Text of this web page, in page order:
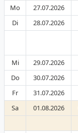
Mo 27.07.2026
Di
28.07.2026
Mi
29.07.2026
Do
30.07.2026
Fr
31.07.2026
Sa
01.08.2026